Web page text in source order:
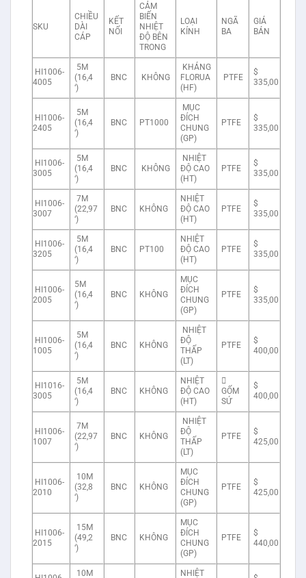
SKU
CHIỀU
DÀI
CÁP
KẾT
NỐI
CẢM
BIẾN
NHIỆT
ĐỘ BÊN
TRONG
LOẠI
KÍNH
NGÃ
BA
GIÁ
BÁN
HI1006-
4005
5M
(16,4
‘)
BNC KHÔNG
KHÁNG
FLORUA
(HF)
PTFE
$
335,00
HI1006-
2405
5M
(16,4
‘)
BNC PT1000
MỤC
ĐÍCH
CHUNG
(GP)
PTFE
$
335,00
HI1006-
3005
5M
(16,4
‘)
BNC KHÔNG
NHIỆT
ĐỘ CAO
(HT)
PTFE
$
335,00
HI1006-
3007
7M
(22,97
‘)
BNC KHÔNG
NHIỆT
ĐỘ CAO
(HT)
PTFE
$
335,00
HI1006-
3205
5M
(16,4
‘)
BNC PT100
NHIỆT
ĐỘ CAO
(HT)
PTFE
$
335,00
HI1006-
2005
5M
(16,4
‘)
BNC KHÔNG
MỤC
ĐÍCH
CHUNG
(GP)
PTFE
$
335,00
HI1006-
1005
5M
(16,4
‘)
BNC KHÔNG
NHIỆT
ĐỘ
THẤP
(LT)
PTFE
$
400,00
HI1016-
3005
5M
(16,4
‘)
BNC KHÔNG
NHIỆT
ĐỘ CAO
(HT)

GỐM
SỨ
$
400,00
HI1006-
1007
7M
(22,97
‘)
BNC KHÔNG
NHIỆT
ĐỘ
THẤP
(LT)
PTFE
$
425,00
HI1006-
2010
10M
(32,8
‘)
BNC KHÔNG
MỤC
ĐÍCH
CHUNG
(GP)
PTFE
$
425,00
HI1006-
2015
15M
(49,2
‘)
BNC KHÔNG
MỤC
ĐÍCH
CHUNG
(GP)
PTFE
$
440,00
10M NHIỆT